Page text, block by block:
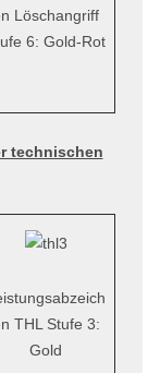
Löschangriff
6: Gold-Rot
technischen
THL Stufe 3:
Gold